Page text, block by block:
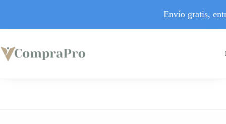
Envío gratis,